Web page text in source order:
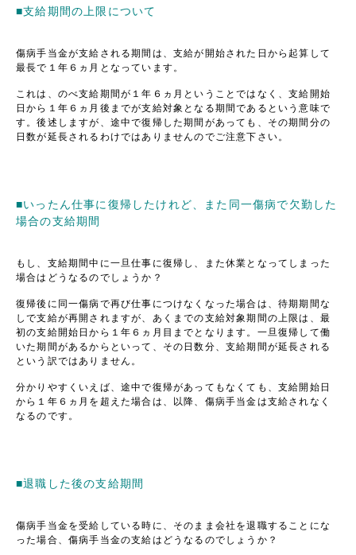
■支給期間の上限について
傷病手当金が支給される期間は、支給が開始された日から起算して
最長で１年６ヵ月となっています。
これは、のべ支給期間が１年６ヵ月ということではなく、支給開始
日から１年６ヵ月後までが支給対象となる期間であるという意味で
す。後述しますが、途中で復帰した期間があっても、その期間分の
日数が延長されるわけではありませんのでご注意下さい。
■いったん仕事に復帰したけれど、また同一傷病で欠勤した
場合の支給期間
もし、支給期間中に一旦仕事に復帰し、また休業となってしまった
場合はどうなるのでしょうか？
復帰後に同一傷病で再び仕事につけなくなった場合は、待期期間な
しで支給が再開されますが、あくまでの支給対象期間の上限は、最
初の支給開始日から１年６ヵ月目までとなります。一旦復帰して働
いた期間があるからといって、その日数分、支給期間が延長される
という訳ではありません。
分かりやすくいえば、途中で復帰があってもなくても、支給開始日
から１年６ヵ月を超えた場合は、以降、傷病手当金は支給されなく
なるのです。
■退職した後の支給期間
傷病手当金を受給している時に、そのまま会社を退職することにな
った場合、傷病手当金の支給はどうなるのでしょうか？